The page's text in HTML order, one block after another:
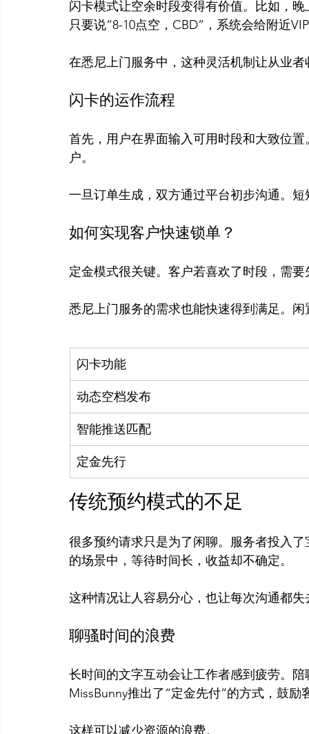
闪卡模式让空余时段变得有价值。比如，
只要说“8-10点空，CBD”，系统会给附近
闪卡的运作流程
首先，用户在界面输入可用时段和大致位
户。
如何实现客户快速锁单？
定金模式很关键。客户若喜欢了时段，需
闪卡功能
动态空档发布
智能推送匹配
定金先行
传统预约模式的不足
很多预约请求只是为了闲聊。服务者投入
的场景中，等待时间长，收益却不确定。
聊骚时间的浪费
长时间的文字互动会让工作者感到疲劳。
MissBunny推出了“定金先付”的方式，鼓励